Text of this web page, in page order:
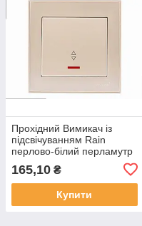
Прохідний Вимикач із
підсвічуванням Rain
перлово-білий перламутр
(без рамки) 703-3088-114
LEZARD
165,10 ₴
Купити